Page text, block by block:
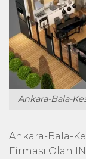
Ankara-Bala-
Ankara-Bala-
Firması Olan